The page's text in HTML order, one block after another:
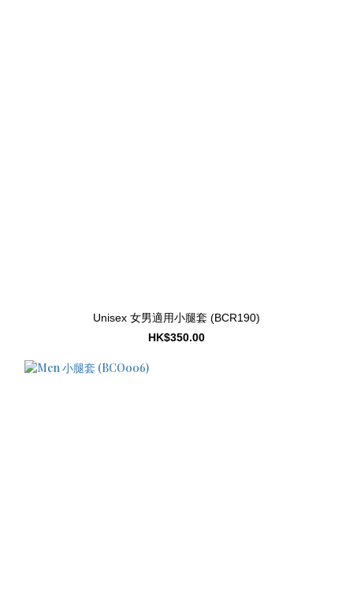
Unisex 女男適用小腿套 (BCR190)
HK$350.00